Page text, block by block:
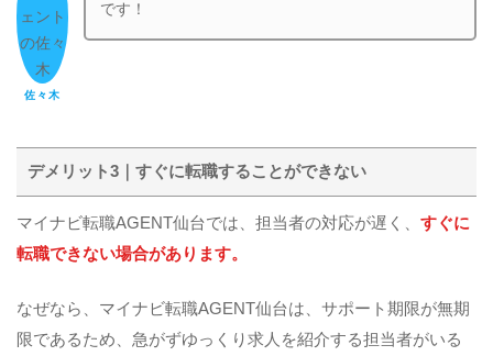
佐々木
です！
デメリット3｜すぐに転職することができない
マイナビ転職AGENT仙台では、担当者の対応が遅く、 すぐに
転職できない場合があります。
なぜなら、マイナビ転職AGENT仙台は、サポート期限が無期
限であるため、急がずゆっくり求人を紹介する担当者がいる